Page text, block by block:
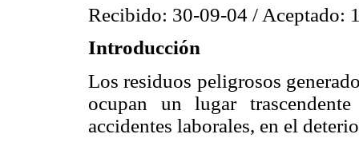
Recibido: 30-09-04 / Aceptado:
Introducción
Los residuos peligrosos
ocupan un lugar
accidentes laborales, en el